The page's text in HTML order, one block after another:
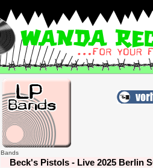
Bands
Beck's Pistols - Live 2025 Berlin